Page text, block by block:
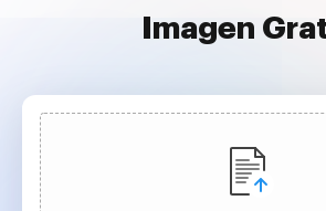
Imagen